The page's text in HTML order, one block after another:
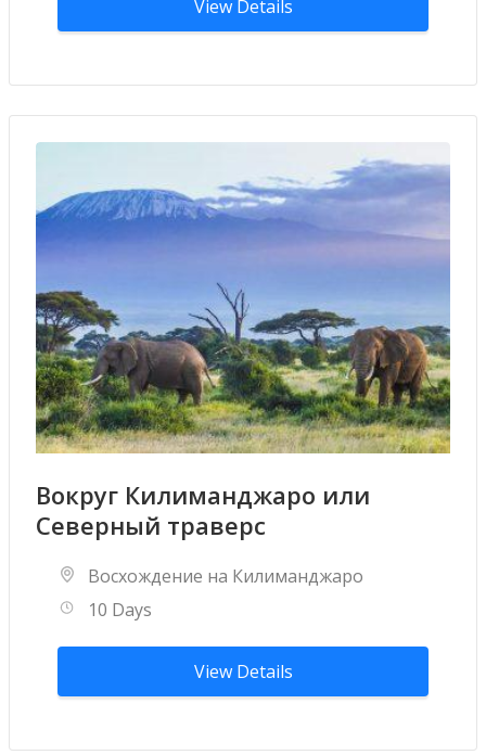
View Details
Вокруг Килиманджаро или
Северный траверс
Восхождение на Килиманджаро
10 Days
View Details